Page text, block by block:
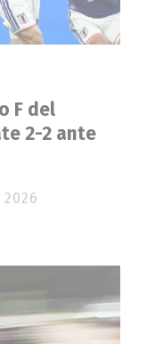
F del
2-2 ante
2026